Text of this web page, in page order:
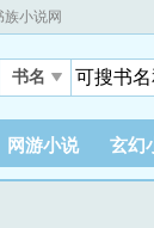
族小说网
书名
网游小说 玄幻